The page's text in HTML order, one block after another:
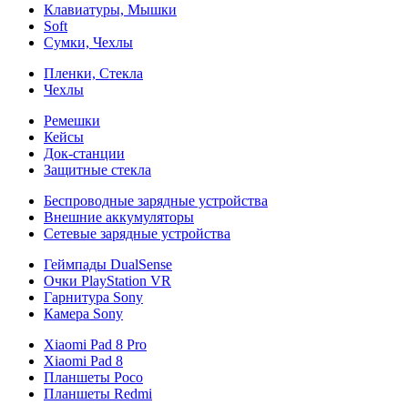
Клавиатуры, Мышки
Soft
Сумки, Чехлы
Пленки, Стекла
Чехлы
Ремешки
Кейсы
Док-станции
Защитные стекла
Беспроводные зарядные устройства
Внешние аккумуляторы
Сетевые зарядные устройства
Геймпады DualSense
Очки PlayStation VR
Гарнитура Sony
Камера Sony
Xiaomi Pad 8 Pro
Xiaomi Pad 8
Планшеты Poco
Планшеты Redmi